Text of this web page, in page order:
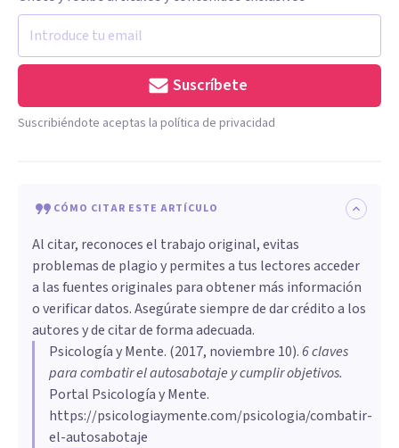
Suscríbete
Suscribiéndote aceptas la política de privacidad
CÓMO CITAR ESTE ARTÍCULO
Al citar, reconoces el trabajo original, evitas
problemas de plagio y permites a tus lectores acceder
a las fuentes originales para obtener más información
o verificar datos. Asegúrate siempre de dar crédito a los
autores y de citar de forma adecuada.
Psicología y Mente. (2017, noviembre 10).6 claves
para combatir el autosabotaje y cumplir objetivos.
Portal Psicología y Mente.
https://psicologiaymente.com/psicologia/combatir-
el-autosabotaje